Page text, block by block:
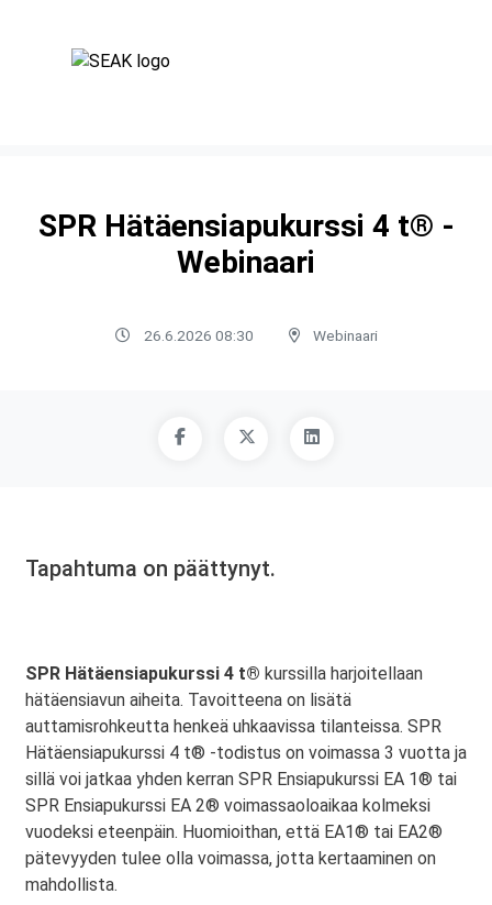
SPR Hätäensiapukurssi 4 t® -
Webinaari
26.6.2026 08:30 Webinaari
Tapahtuma on päättynyt.
SPR Hätäensiapukurssi 4 t® kurssilla harjoitellaan
hätäensiavun aiheita. Tavoitteena on lisätä
auttamisrohkeutta henkeä uhkaavissa tilanteissa. SPR
Hätäensiapukurssi 4 t® -todistus on voimassa 3 vuotta ja
sillä voi jatkaa yhden kerran SPR Ensiapukurssi EA 1® tai
SPR Ensiapukurssi EA 2® voimassaoloaikaa kolmeksi
vuodeksi eteenpäin. Huomioithan, että EA1® tai EA2®
pätevyyden tulee olla voimassa, jotta kertaaminen on
mahdollista.